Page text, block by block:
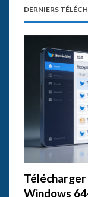
DERNIERS
Windows